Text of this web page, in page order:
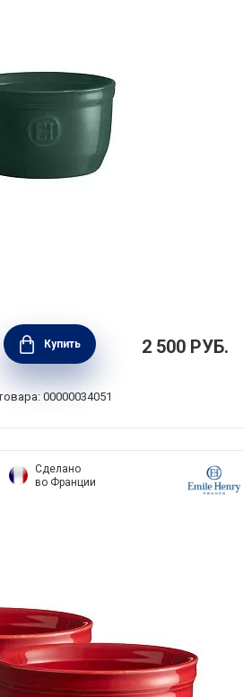
см, цвет кедр ,
Henry, Франция, 71010
Купить 2 500 РУБ.
00000034051
Сделано
во Франции